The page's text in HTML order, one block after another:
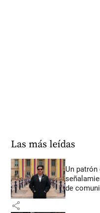
Las más leídas
Un
de
share